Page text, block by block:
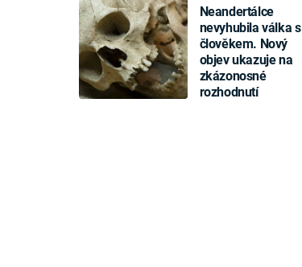
Neandertálce
nevyhubila válka s
člověkem. Nový
objev ukazuje na
zkázonosné
rozhodnutí